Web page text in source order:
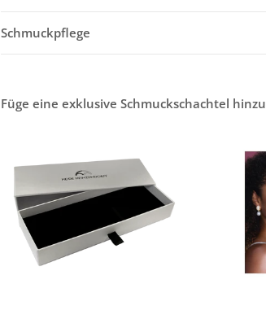
Schmuckpflege
Füge eine exklusive Schmuckschachtel hinzu